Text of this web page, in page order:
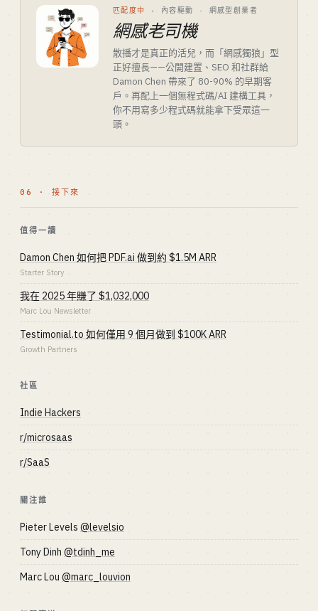
匹配度中 · 內容驅動 · 網感型創業者
網感老司機
散播才是真正的活兒，而「網感獨狼」型
正好擅長——公開建置、SEO 和社群給
Damon Chen 帶來了 80-90% 的早期客
戶。再配上一個無程式碼/AI 建構工具，
你不用寫多少程式碼就能拿下受眾這一
頭。
06 · 接下來
值得一讀
Damon Chen 如何把 PDF.ai 做到約 $1.5M ARR
Starter Story
我在 2025 年賺了 $1,032,000
Marc Lou Newsletter
Testimonial.to 如何僅用 9 個月做到 $100K ARR
Growth Partners
社區
Indie Hackers
r/microsaas
r/SaaS
關注誰
Pieter Levels @levelsio
Tony Dinh @tdinh_me
Marc Lou @marc_louvion